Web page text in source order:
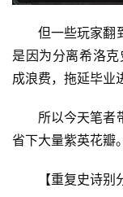
但一些玩家翻
是因为分离希洛
成浪费，拖延毕业
所以今天笔者
省下大量紫英花瓣
【重复史诗